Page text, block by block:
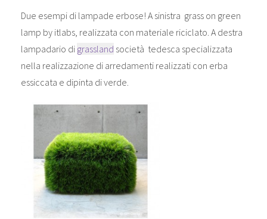
Due esempi di lampade erbose! A sinistra grass on green
lamp by itlabs, realizzata con materiale riciclato. A destra
lampadario di grassland società tedesca specializzata
nella realizzazione di arredamenti realizzati con erba
essiccata e dipinta di verde.